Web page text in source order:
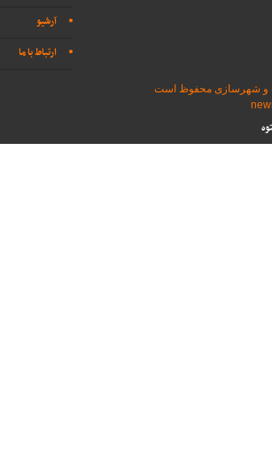
آرشیو
ارتباط با ما
و شهرسازی محفوظ است